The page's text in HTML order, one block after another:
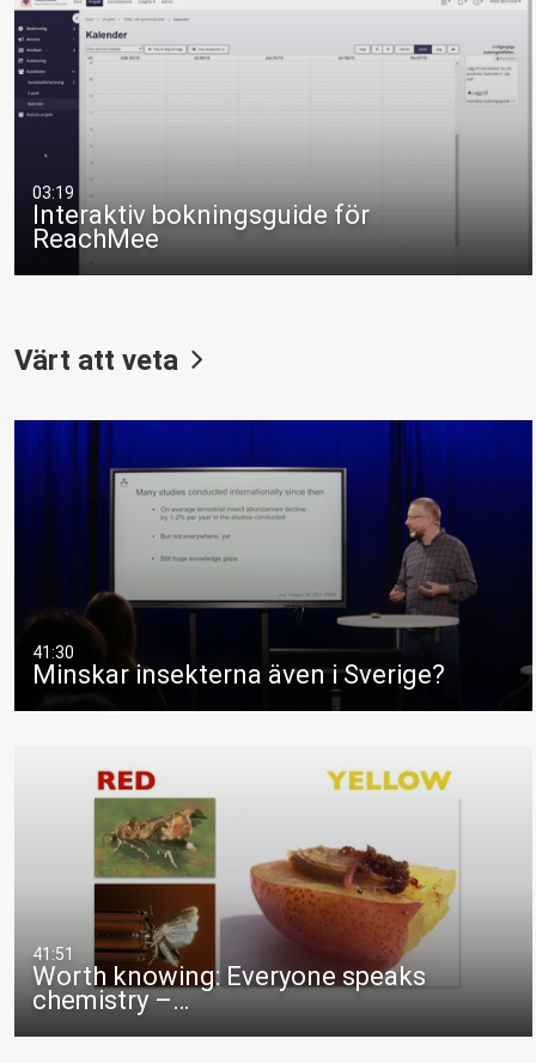
03:19
Interaktiv bokningsguide för
ReachMee
Värt att veta
41:30
Minskar insekterna även i Sverige?
41:51
Worth knowing: Everyone speaks
chemistry –…